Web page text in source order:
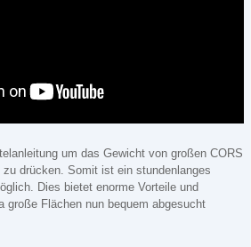
um das Gewicht von großen CORS
drücken. Somit ist ein stundenlanges
Dies bietet enorme Vorteile und
große Flächen nun bequem abgesucht